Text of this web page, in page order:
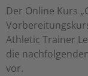
Der Online Kurs
Athletic Trainer
die
vor.